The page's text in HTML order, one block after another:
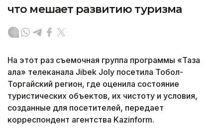
что мешает развитию туризма
На этот раз съемочная группа программы «Таза
қала» телеканала Jibek Joly посетила Тобол-
Торгайский регион, где оценила состояние
туристических объектов, их чистоту и условия,
созданные для посетителей, передает
корреспондент агентства Kazinform.